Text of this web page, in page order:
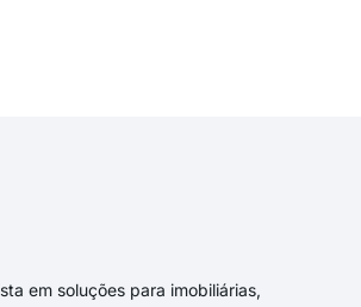
em soluções para imobiliárias,